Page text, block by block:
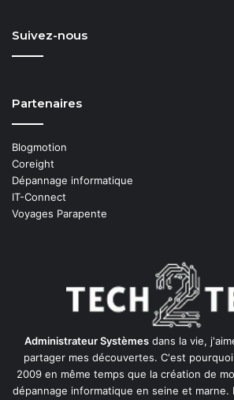
Suivez-nous
Partenaires
Blogmotion
Coreight
Dépannage informatique
IT-Connect
Voyages Parapente
Administrateur Systèmes dans la vie,
partager mes découvertes. C'est
2009 en même temps que la création de
dépannage informatique en seine et marne.